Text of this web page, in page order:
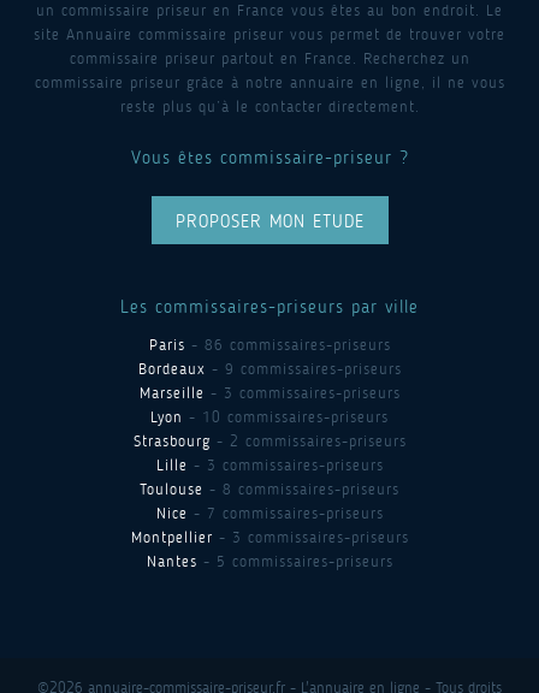
un commissaire priseur en France vous êtes au bon endroit. Le
site Annuaire commissaire priseur vous permet de trouver votre
commissaire priseur partout en France. Recherchez un
commissaire priseur grâce à notre annuaire en ligne, il ne vous
reste plus qu’à le contacter directement.
Vous êtes commissaire-priseur ?
PROPOSER MON ETUDE
Les commissaires-priseurs par ville
Paris - 86 commissaires-priseurs
Bordeaux - 9 commissaires-priseurs
Marseille - 3 commissaires-priseurs
Lyon - 10 commissaires-priseurs
Strasbourg - 2 commissaires-priseurs
Lille - 3 commissaires-priseurs
Toulouse - 8 commissaires-priseurs
Nice - 7 commissaires-priseurs
Montpellier - 3 commissaires-priseurs
Nantes - 5 commissaires-priseurs
©2026 annuaire-commissaire-priseur.fr - L'annuaire en ligne - Tous droits